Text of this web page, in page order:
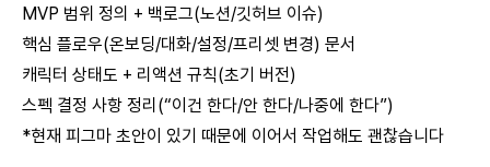
MVP 범위 정의 + 백로그(노션/깃허브 이슈)
핵심 플로우(온보딩/대화/설정/프리셋 변경) 문서
캐릭터 상태도 + 리액션 규칙(초기 버전)
스펙 결정 사항 정리(“이건 한다/안 한다/나중에 한다”)
*현재 피그마 초안이 있기 때문에 이어서 작업해도 괜찮습니다